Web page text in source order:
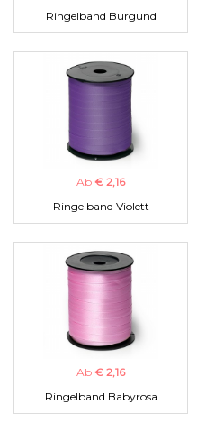
Ringelband Burgund
Ab € 2,16
Ringelband Violett
Ab € 2,16
Ringelband Babyrosa